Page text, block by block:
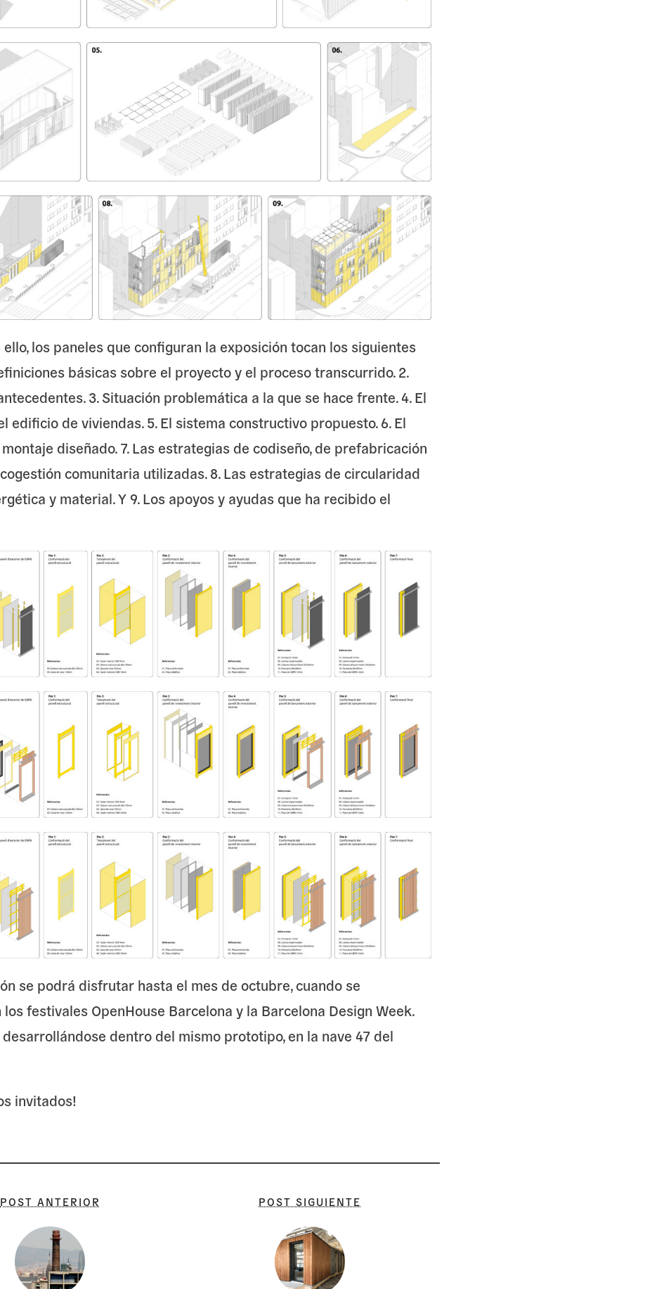
ello, los paneles que configuran la exposición tocan los siguientes
básicas sobre el proyecto y el proceso transcurrido. 2.
3. Situación problemática a la que se hace frente. 4. El
edificio de viviendas. 5. El sistema constructivo propuesto. 6. El
diseñado. 7. Las estrategias de codiseño, de prefabricación
comunitaria utilizadas. 8. Las estrategias de circularidad
y material. Y 9. Los apoyos y ayudas que ha recibido el
se podrá disfrutar hasta el mes de octubre, cuando se
festivales OpenHouse Barcelona y la Barcelona Design Week.
dentro del mismo prototipo, en la nave 47 del
invitados!
POST ANTERIOR POST SIGUIENTE